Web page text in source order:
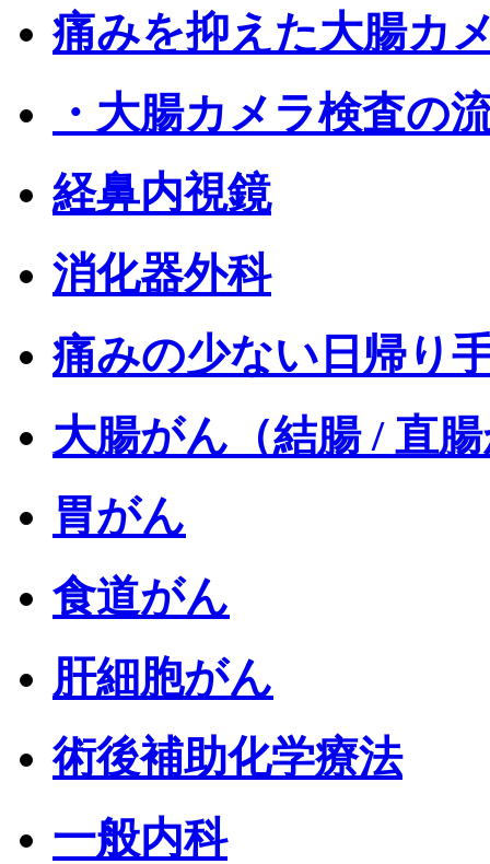
痛みを抑えた大腸カ
・大腸カメラ検査の
経鼻内視鏡
消化器外科
痛みの少ない日帰り
大腸がん（結腸 / 直
胃がん
食道がん
肝細胞がん
術後補助化学療法
一般内科